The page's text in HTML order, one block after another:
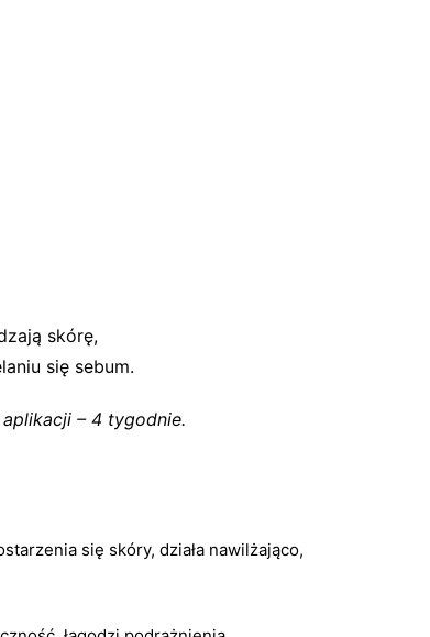
skórę,
się sebum.
– 4 tygodnie.
się skóry, działa nawilżająco,